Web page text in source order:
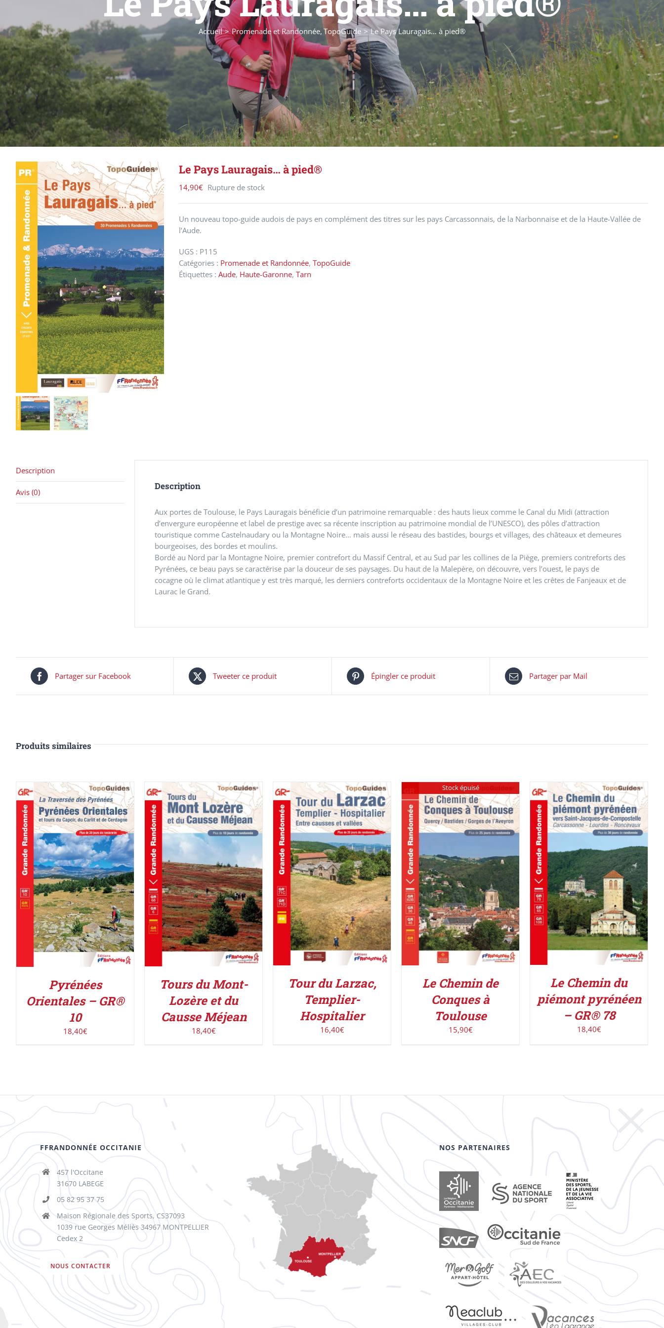
Accueil Promenade et Randonnée TopoGuide Le Pays Lauragais… à pied®
Le Pays Lauragais… à pied®
14,90€ Rupture de stock
Un nouveau topo-guide audois de pays en complément des titres sur les pays Carcassonnais, de la Narbonnaise et de la Haute-Vallée de
l’Aude.
UGS : P115
Catégories : Promenade et Randonnée, TopoGuide
Étiquettes : Aude, Haute-Garonne, Tarn
Description
Avis (0)
Description
Aux portes de Toulouse, le Pays Lauragais bénéficie d’un patrimoine remarquable : des hauts lieux comme le Canal du Midi (attraction
d’envergure européenne et label de prestige avec sa récente inscription au patrimoine mondial de l’UNESCO), des pôles d’attraction
touristique comme Castelnaudary ou la Montagne Noire… mais aussi le réseau des bastides, bourgs et villages, des châteaux et demeures
bourgeoises, des bordes et moulins.
Bordé au Nord par la Montagne Noire, premier contrefort du Massif Central, et au Sud par les collines de la Piège, premiers contreforts des
Pyrénées, ce beau pays se caractérise par la douceur de ses paysages. Du haut de la Malepère, on découvre, vers l’ouest, le pays de
cocagne où le climat atlantique y est très marqué, les derniers contreforts occidentaux de la Montagne Noire et les crêtes de Fanjeaux et de
Laurac le Grand.
Partager sur Facebook Tweeter ce produit Épingler ce produit Partager par Mail
Produits similaires
AJOUTER AU PANIER
/
DÉTAILS
Pyrénées
Orientales – GR®
10
18,40€
AJOUTER AU PANIER
/
DÉTAILS
Tours du Mont-
Lozère et du
Causse Méjean
18,40€
AJOUTER AU PANIER
/
DÉTAILS
Tour du Larzac,
Templier-
Hospitalier
16,40€
Stock épuisé
DÉTAILS
Le Chemin de
Conques à
Toulouse
15,90€
AJOUTER AU PANIER
/
DÉTAILS
Le Chemin du
piémont pyrénéen
– GR® 78
18,40€
FFRANDONNÉE OCCITANIE
457 l'Occitane
31670 LABEGE
05 82 95 37 75
Maison Régionale des Sports, CS37093
1039 rue Georges Méliès 34967 MONTPELLIER
Cedex 2
NOUS CONTACTER
NOS PARTENAIRES